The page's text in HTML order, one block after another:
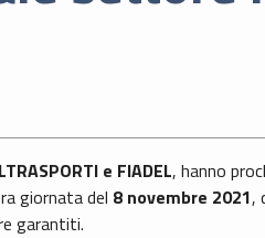
e FIADEL, hanno
giornata del 8 novembre 2021,
garantiti.